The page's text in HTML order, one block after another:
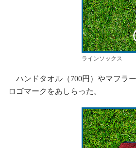
ラインソックス
ハンドタオル（700円）やマフラ
ロゴマークをあしらった。